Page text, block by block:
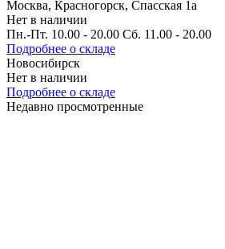
Москва, Красногорск, Спасская 1а
Нет в наличии
Пн.-Пт. 10.00 - 20.00 Сб. 11.00 - 20.00
Подробнее о складе
Новосибирск
Нет в наличии
Подробнее о складе
Недавно просмотренные